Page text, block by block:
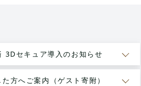
3Dセキュア導入のお知らせ
方へご案内（ゲスト寄附）